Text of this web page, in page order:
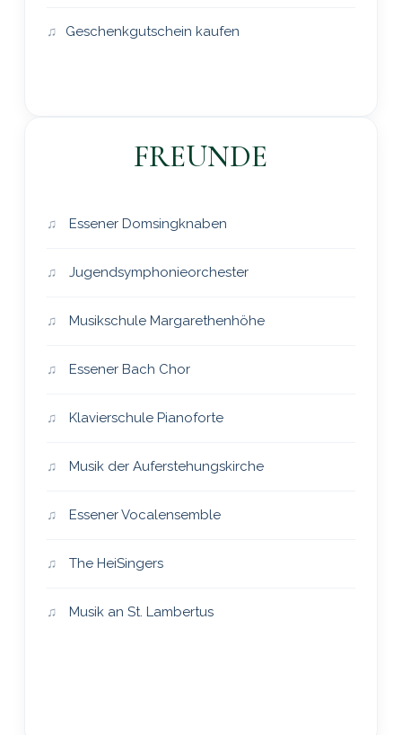
Geschenkgutschein kaufen
FREUNDE
Essener Domsingknaben
Jugendsymphonieorchester
Musikschule Margarethenhöhe
Essener Bach Chor
Klavierschule Pianoforte
Musik der Auferstehungskirche
Essener Vocalensemble
The HeiSingers
Musik an St. Lambertus